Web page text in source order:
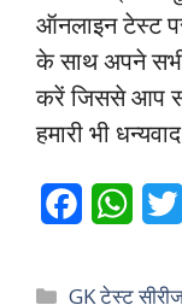
ऑनलाइन टेस्ट
के साथ अपने
करें जिससे आप
हमारी भी
c
W
a
Categories
GK टेस्ट